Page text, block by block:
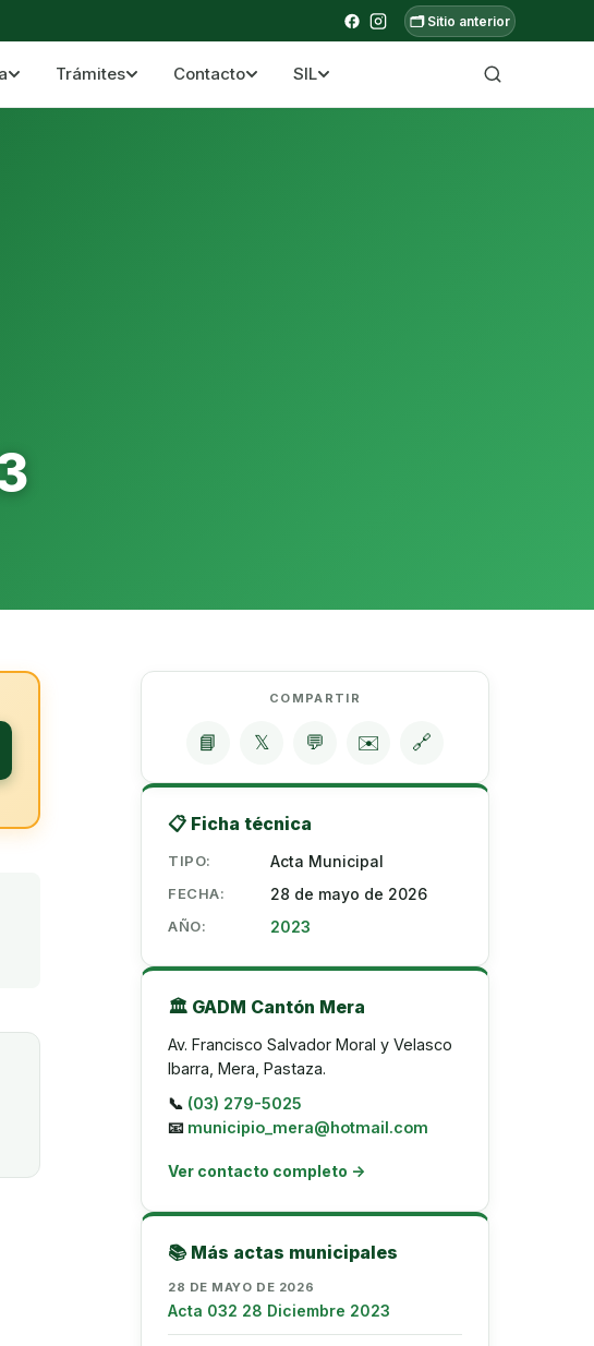
🗂️ Sitio anterior
y Amazonía ecuatoriana
Trámites Contacto SIL
COMPARTIR
📘 𝕏 💬 ✉️ 🔗
📋 Ficha técnica
TIPO: Acta Municipal
FECHA: 28 de mayo de 2026
AÑO: 2023
🏛️ GADM Cantón Mera
Av. Francisco Salvador Moral y Velasco
Ibarra, Mera, Pastaza.
📞 (03) 279-5025
📧 municipio_mera@hotmail.com
Ver contacto completo →
📚 Más actas municipales
28 DE MAYO DE 2026
Acta 032 28 Diciembre 2023